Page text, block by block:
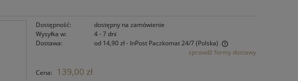
Dostępność:
dostępny na zamówienie
Wysyłka w:
4 - 7 dni
Dostawa:
od 14,90 zł- InPost Paczkomat 24/7(Polska)
płatności
sprawdź formy dostawy
Cena: 139,00 zł